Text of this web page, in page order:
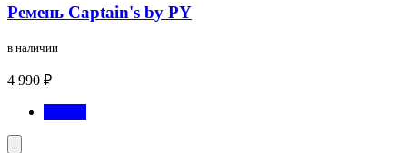
Ремень Captain's by PY
в наличии
4 990 ₽